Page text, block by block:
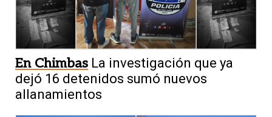
En Chimbas La investigación que ya
dejó 16 detenidos sumó nuevos
allanamientos